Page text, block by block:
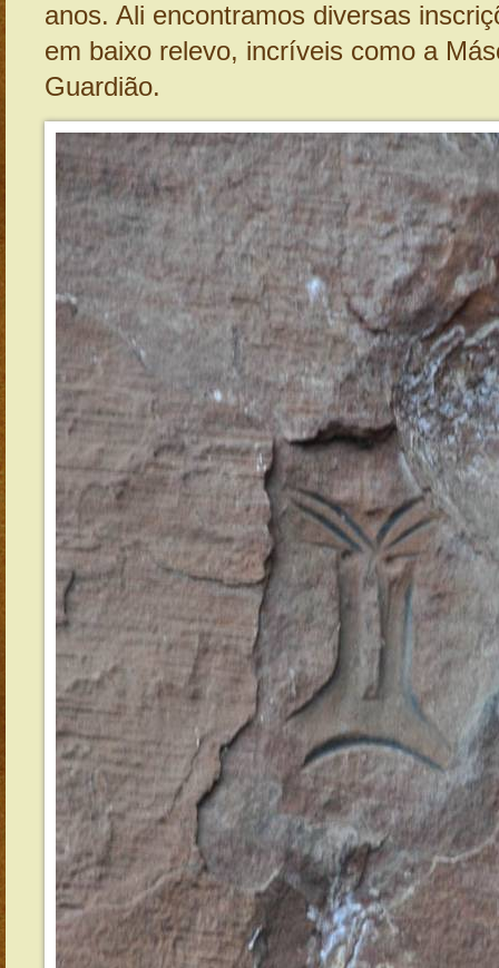
anos. Ali encontramos diversas
em baixo relevo, incríveis como a
Guardião.